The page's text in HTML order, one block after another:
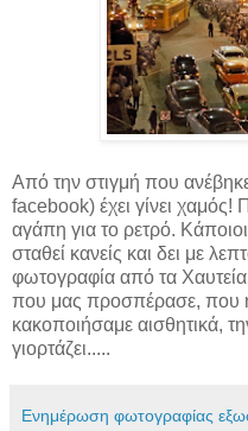
Από την στιγμή που
facebook) έχει γίνει χαμός!
αγάπη για το ρετρό.
σταθεί κανείς και δει με
φωτογραφία από τα
που μας προσπέρασε, που
κακοποιήσαμε αισθητικά,
γιορτάζει.....
Ενημέρωση φωτογραφίας